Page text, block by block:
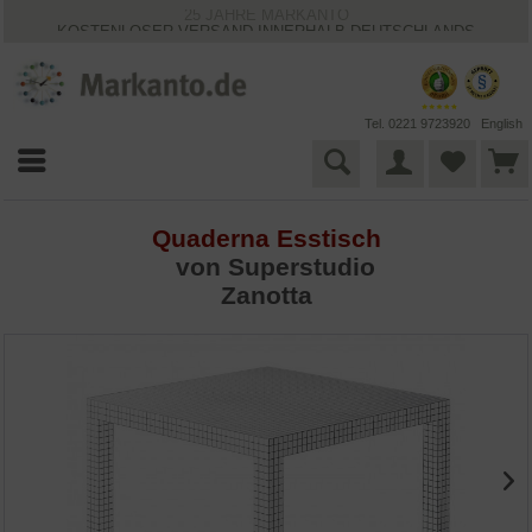
KOSTENLOSER VERSAND INNERHALB DEUTSCHLANDS
VIELFÄLTIGE ZAHLUNGSMÖGLICHKEITEN
BESTPRICE-GARANTIE
Tel. 0221 9723920 English
Quaderna Esstisch
von Superstudio
Zanotta